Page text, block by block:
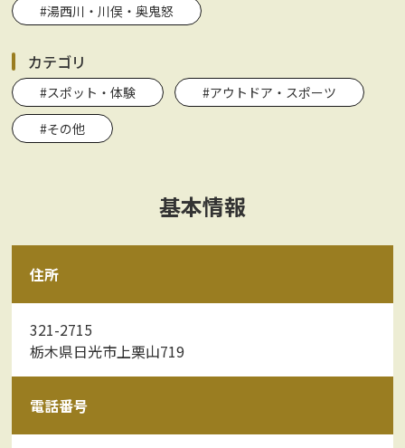
#湯西川・川俣・奥鬼怒
カテゴリ
#スポット・体験
#アウトドア・スポーツ
#その他
基本情報
住所
321-2715
栃木県日光市上栗山719
電話番号